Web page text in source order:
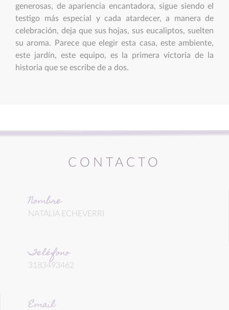
generosas, de apariencia encantadora, sigue siendo el
testigo más especial y cada atardecer, a manera de
celebración, deja que sus hojas, sus eucaliptos, suelten
su aroma. Parece que elegir esta casa, este ambiente,
este jardín, este equipo, es la primera victoria de la
historia que se escribe de a dos.
CONTACTO
Nombre
NATALIA ECHEVERRI
Teléfono
3183493462
Email